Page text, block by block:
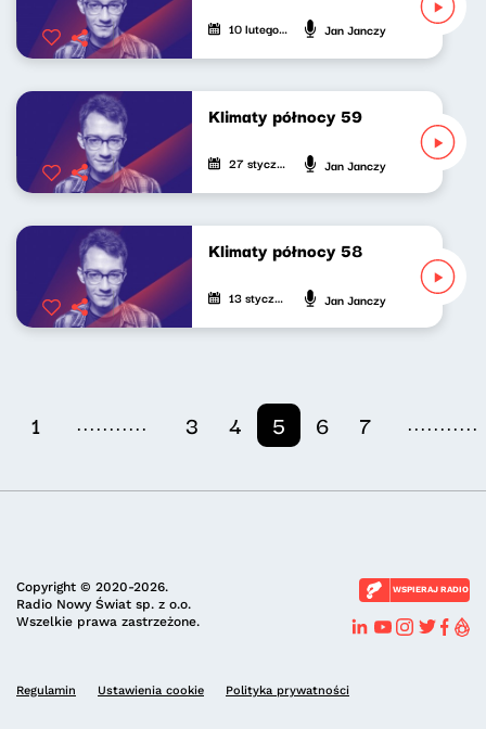
10 lutego 2024 Jan Janczy
Klimaty północy 59
27 stycznia 2024 Jan Janczy
Klimaty północy 58
13 stycznia 2024 Jan Janczy
1 ........... 3 4 5 6 7 ...........
Copyright © 2020-2026.
Radio Nowy Świat sp. z o.o.
Wszelkie prawa zastrzeżone.
WSPIERAJ RADIO
Regulamin Ustawienia cookie Polityka prywatności